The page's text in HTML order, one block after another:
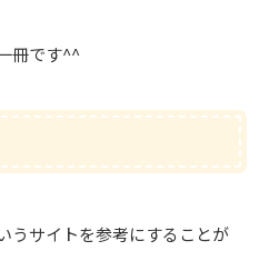
冊です^^
うサイトを参考にすることが